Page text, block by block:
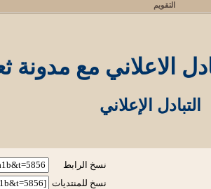
التقويم
الاعلاني مع مدونة
التبادل الإعلاني
نسخ الرابط
نسخ للمنتديات